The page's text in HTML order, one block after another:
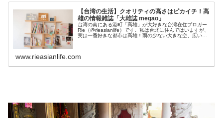
【台湾の生活】クオリティの高さはピカイチ！高
雄の情報雑誌「大雄誌 megao」
台湾の南にある港町「高雄」が大好きな台湾在住ブロガー
Rie（@rieasianlife）です。私は台北に住んではいますが、
実は一番好きな都市は高雄！雨の少ない大きな空、広い
www.rieasianlife.com